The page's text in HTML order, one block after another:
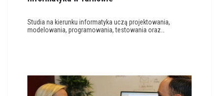
Studia na kierunku informatyka uczą projektowania,
modelowania, programowania, testowania oraz…